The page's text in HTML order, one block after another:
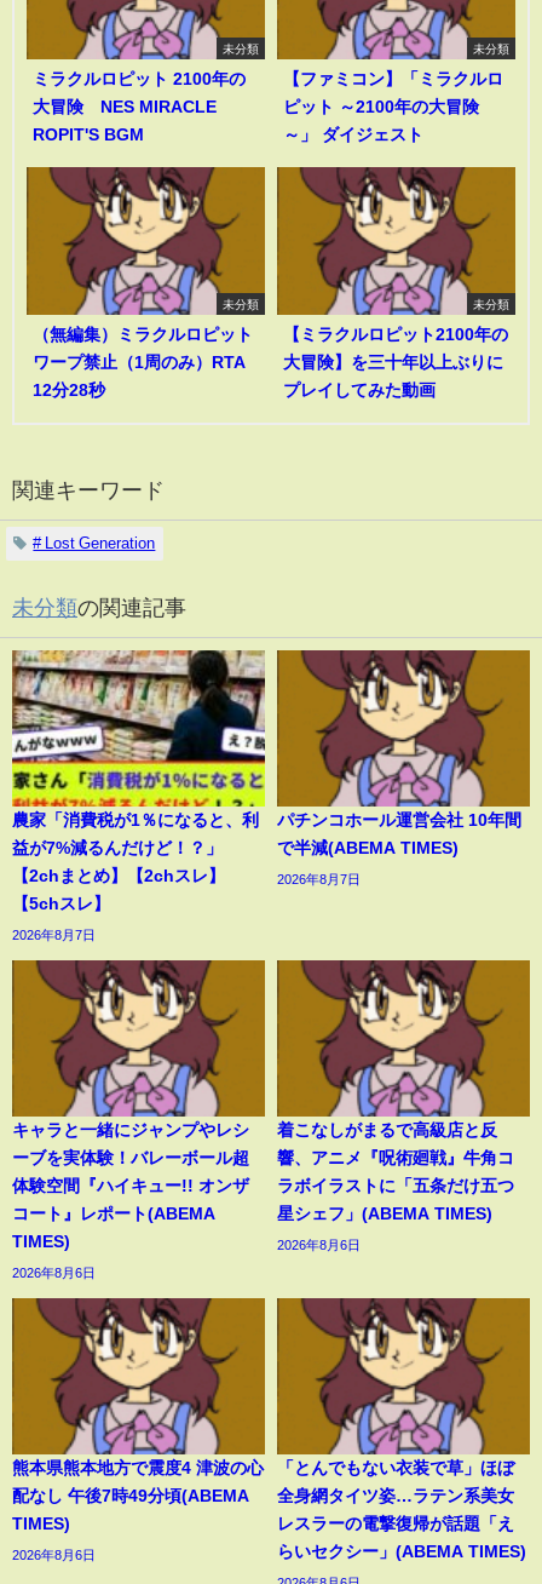
未分類
ミラクルロピット 2100年の
大冒険 NES MIRACLE
ROPIT'S BGM
未分類
【ファミコン】「ミラクルロ
ピット ～2100年の大冒険
～」 ダイジェスト
未分類
（無編集）ミラクルロピット
ワープ禁止（1周のみ）RTA
12分28秒
未分類
【ミラクルロピット2100年の
大冒険】を三十年以上ぶりに
プレイしてみた動画
関連キーワード
# Lost Generation
未分類の関連記事
農家「消費税が1％になると、利
益が7%減るんだけど！？」
【2chまとめ】【2chスレ】
【5chスレ】
2026年8月7日
パチンコホール運営会社 10年間
で半減(ABEMA TIMES)
2026年8月7日
キャラと一緒にジャンプやレシ
ーブを実体験！バレーボール超
体験空間『ハイキュー!! オンザ
コート』レポート(ABEMA
TIMES)
2026年8月6日
着こなしがまるで高級店と反
響、アニメ『呪術廻戦』牛角コ
ラボイラストに「五条だけ五つ
星シェフ」(ABEMA TIMES)
2026年8月6日
熊本県熊本地方で震度4 津波の心
配なし 午後7時49分頃(ABEMA
TIMES)
2026年8月6日
「とんでもない衣装で草」ほぼ
全身網タイツ姿…ラテン系美女
レスラーの電撃復帰が話題「え
らいセクシー」(ABEMA TIMES)